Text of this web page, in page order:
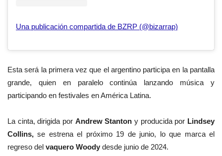
Una publicación compartida de BZRP (@bizarrap)
Esta será la primera vez que el argentino participa en la pantalla
grande, quien en paralelo continúa lanzando música y
participando en festivales en América Latina.
La cinta, dirigida por Andrew Stantony producida por Lindsey
Collins, se estrena el próximo 19 de junio, lo que marca el
regreso del vaquero Woody desde junio de 2024.